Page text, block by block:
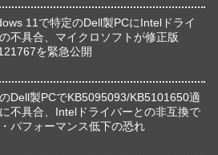
11で特定のDell製PCにIntelドライ
不具合、マイクロソフトが修正版
を緊急公開
Dell製PCでKB5095093/KB5101650適
不具合、Intelドライバーとの非互換で
パフォーマンス低下の恐れ